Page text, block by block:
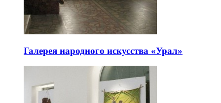
Галерея народного искусства «Урал»